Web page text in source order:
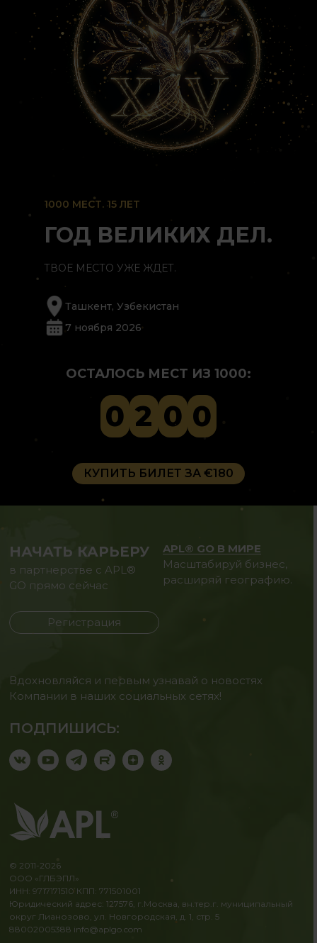
1000 МЕСТ. 15 ЛЕТ
ГОД ВЕЛИКИХ ДЕЛ.
ТВОЕ МЕСТО УЖЕ ЖДЕТ.
Ташкент, Узбекистан
7 ноября 2026
ОСТАЛОСЬ МЕСТ ИЗ 1000:
0 2 0 0
КУПИТЬ БИЛЕТ ЗА €180
НАЧАТЬ КАРЬЕРУ
в партнерстве с APL®
GO прямо сейчас
Регистрация
APL® GO В МИРЕ
Масштабируй бизнес,
расширяй географию.
Вдохновляйся и первым узнавай о новостях
Компании в наших социальных сетях!
ПОДПИШИСЬ:
© 2011-2026
ООО «ГЛБЭПЛ»
ИНН: 9717171510 КПП: 771501001
Юридический адрес: 127576, г.Москва, вн.тер.г. муниципальный
округ Лианозово, ул. Новгородская, д. 1, стр. 5
88002005388 info@aplgo.com